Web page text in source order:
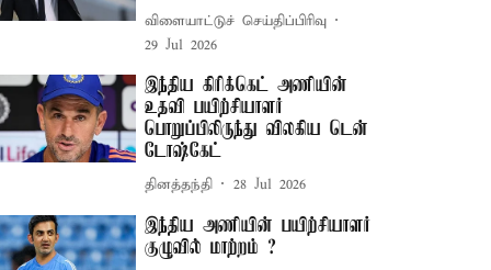
விளையாட்டுச் செய்திப்பிரிவு
29 Jul 2026
இந்திய கிரிக்கெட் அணியின்
உதவி பயிற்சியாளர்
பொறுப்பிலிருந்து விலகிய டென்
டோஷ்கேட்
தினத்தந்தி 28 Jul 2026
இந்திய அணியின் பயிற்சியாளர்
குழுவில் மாற்றம் ?